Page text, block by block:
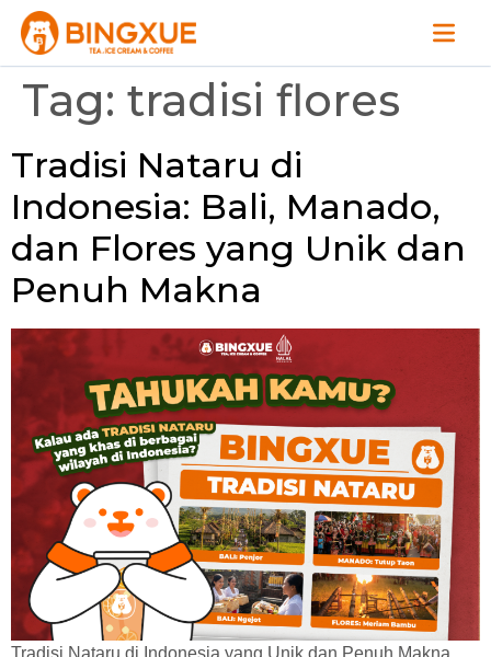
Tag: tradisi flores
Tradisi Nataru di
Indonesia: Bali, Manado,
dan Flores yang Unik dan
Penuh Makna